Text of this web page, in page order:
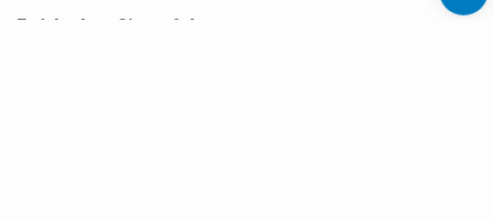
Entdecken Sie auf dem